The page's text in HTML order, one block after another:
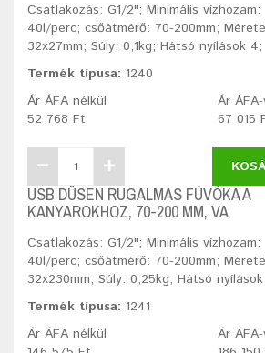
Csatlakozás: G1/2"; Minimális vízhozam:
40l/perc; csőátmérő: 70-200mm;
32x27mm; Súly: 0,1kg; Hátsó nyílások 4;
Termék típusa: 1240
Ár ÁFA nélkül
52 768 Ft
Ár
67 015
USB DÜSEN RUGALMAS FÚVÓKA A
KANYAROKHOZ, 70-200 MM, VA
Csatlakozás: G1/2"; Minimális vízhozam:
40l/perc; csőátmérő: 70-200mm;
32x230mm; Súly: 0,25kg; Hátsó
Termék típusa: 1241
Ár ÁFA nélkül
Ár